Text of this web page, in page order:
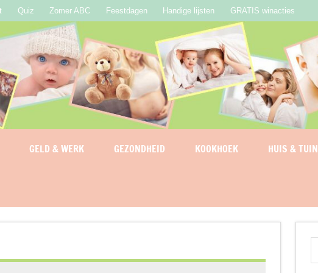
Quiz Zomer ABC Feestdagen Handige lijsten GRATIS winacties
GELD & WERK GEZONDHEID KOOKHOEK HUIS & TUIN